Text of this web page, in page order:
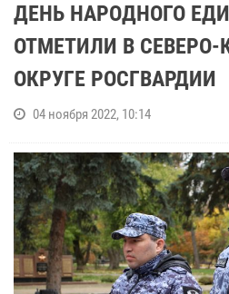
ДЕНЬ НАРОДНОГО
ОТМЕТИЛИ В
ОКРУГЕ РОСГВАРДИИ
04 ноября 2022, 10:14